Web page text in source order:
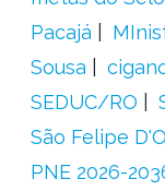
Pacajá
Sousa
SEDUC/RO
São Felipe
PNE 2026-